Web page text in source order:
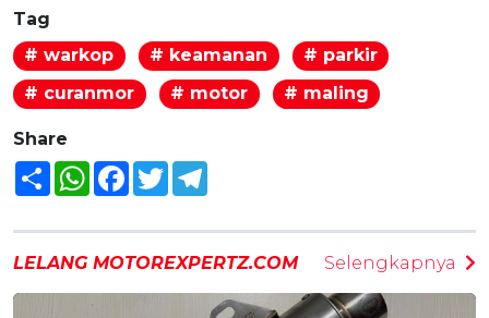
Tag
# warkop
# keamanan
# parkir
# curanmor
# motor # maling
Share
Share WhatsAppFacebook
Twitter
LELANG MOTOREXPERTZ.COM Selengkapnya